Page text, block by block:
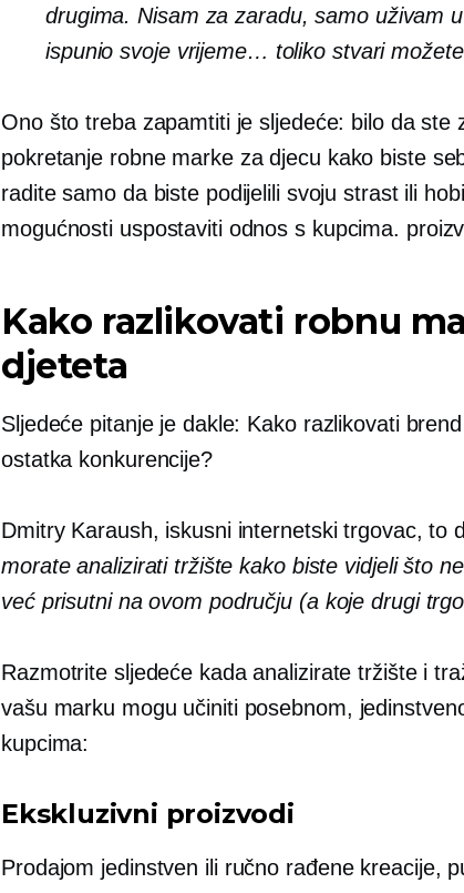
drugima. Nisam za zaradu, samo uživam
ispunio svoje vrijeme… toliko stvari
Ono što treba zapamtiti je sljedeće: bilo da ste
pokretanje robne marke za djecu kako biste
radite samo da biste podijelili svoju strast ili
mogućnosti uspostaviti odnos s kupcima.
Kako razlikovati robnu
djeteta
Sljedeće pitanje je dakle: Kako razlikovati
ostatka konkurencije?
Dmitry Karaush, iskusni internetski trgovac, to
morate analizirati tržište kako biste vidjeli što
već prisutni na ovom području (a koje drugi
Razmotrite sljedeće kada analizirate tržište i
vašu marku mogu učiniti posebnom,
kupcima:
Ekskluzivni proizvodi
Prodajom jedinstven ili ručno rađene kreacije,